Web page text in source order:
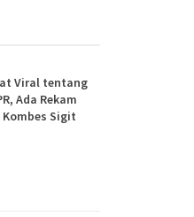
Viral tentang
Ada Rekam
Sigit